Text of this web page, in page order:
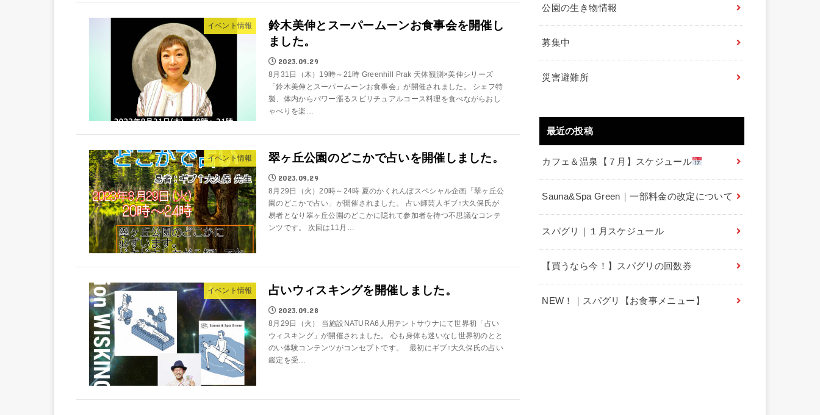
イベント情報
鈴木美伸とスーパームーンお食事会を開催し
ました。
2023.09.29
8月31日（木）19時～21時 Greenhill Prak 天体観測×美伸シリーズ
「鈴木美伸とスーパームーンお食事会」が開催されました。 シェフ特
製、体内からパワー漲るスピリチュアルコース料理を食べながらおし
ゃべりを楽…
イベント情報 翠ヶ丘公園のどこかで占いを開催しました。
2023.09.29
8月29日（火）20時～24時 夏のかくれんぼスペシャル企画「翠ヶ丘公
園のどこかで占い」が開催されました。 占い師芸人ギブ↑大久保氏が
易者となり翠ヶ丘公園のどこかに隠れて参加者を待つ不思議なコンテ
ンツです。 次回は11月…
イベント情報 占いウィスキングを開催しました。
2023.09.28
8月29日（火） 当施設NATURA6人用テントサウナにて世界初「占い
ウィスキング」が開催されました。 心も身体も迷いなし世界初のとと
のい体験コンテンツがコンセプトです。 最初にギブ↑大久保氏の占い
鑑定を受…
公園の生き物情報
募集中
災害避難所
最近の投稿
カフェ＆温泉【７月】スケジュール
Sauna&Spa Green｜一部料金の改定について
スパグリ｜１月スケジュール
【買うなら今！】スパグリの回数券
NEW！｜スパグリ【お食事メニュー】